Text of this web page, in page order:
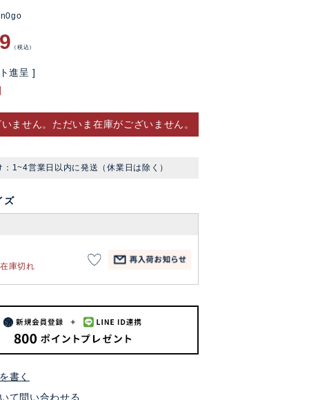
税込
進呈 ]
ません。ただいま在庫がございません。
：1~4営業日以内に発送（休業日は除く）
ズ
在庫切れ
書く
て問い合わせる